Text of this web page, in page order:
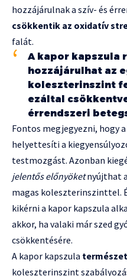
hozzájárulnak a szív- és
csökkentik az oxidatív
falát.
A kapor kapszula
hozzájárulhat az
koleszterinszint
ezáltal
érrendszeri
Fontos megjegyezni, hogy
helyettesíti a
testmozgást. Azonban
jelentős előnyöketnyújthat
magas koleszterinszinttel.
kikérni a kapor kapszula
akkor, ha valaki már szed
csökkentésére.
A kapor kapszula
koleszterinszint